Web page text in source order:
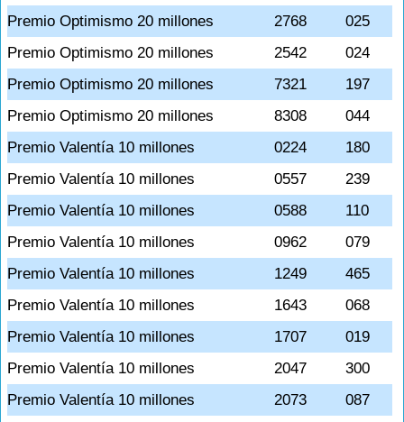
Premio Optimismo 20 millones
2768
025
Premio Optimismo 20 millones
2542
024
Premio Optimismo 20 millones
7321
197
Premio Optimismo 20 millones
8308
044
Premio Valentía 10 millones
0224
180
Premio Valentía 10 millones
0557
239
Premio Valentía 10 millones
0588
110
Premio Valentía 10 millones
0962
079
Premio Valentía 10 millones
1249
465
Premio Valentía 10 millones
1643
068
Premio Valentía 10 millones
1707
019
Premio Valentía 10 millones
2047
300
Premio Valentía 10 millones
2073
087